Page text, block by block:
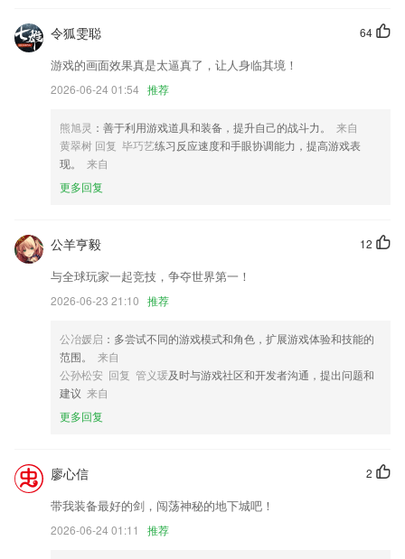
增加了APP授权微信自动登录；
修复个别手机类型存在的bug问题。
【搜索】多项用户体验优化
修复书架创建分类文件夹失败问题
联系我们
以上就是大红鹰dhy优惠大厅的介绍，如果您喜欢这款软件，您可以到应
用商店进行打分评论，说出您的使用经历，以帮助我们更好的对产品进行
64
令狐雯聪
游戏的画面效果真是太逼真了，让人身临其境！
2026-06-24 01:54 推荐
熊旭灵 ：善于利用游戏道具和装备，提升自己的战斗力。
来自
黄翠树 回复 毕巧艺练习反应速度和手眼协调能力，提高游戏表
现。
来自
更多回复
12
公羊亨毅
与全球玩家一起竞技，争夺世界第一！
2026-06-23 21:10 推荐
公冶媛启 ：多尝试不同的游戏模式和角色，扩展游戏体验和技能的
范围。
来自
公孙松安 回复 管义瑗及时与游戏社区和开发者沟通，提出问题和
建议 来自
更多回复
2
廖心信
带我装备最好的剑，闯荡神秘的地下城吧！
2026-06-24 01:11 推荐